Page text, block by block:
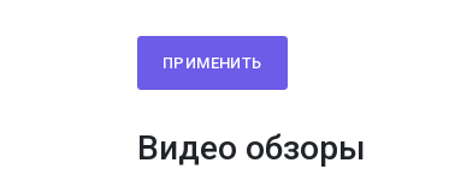
ПРИМЕНИТЬ
Видео обзоры